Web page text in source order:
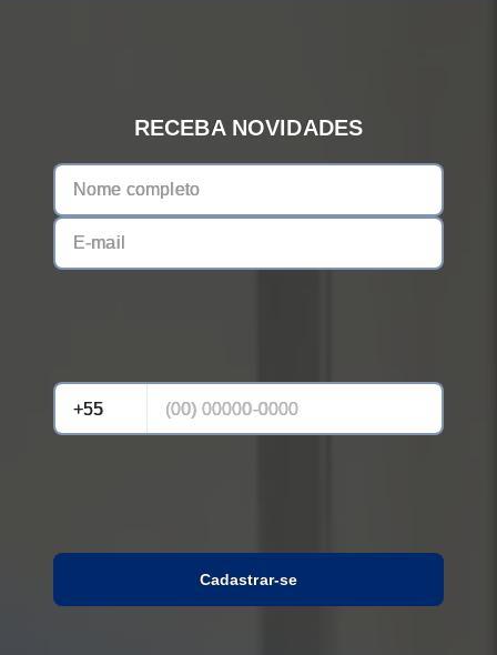
RECEBA NOVIDADES
Cadastrar-se